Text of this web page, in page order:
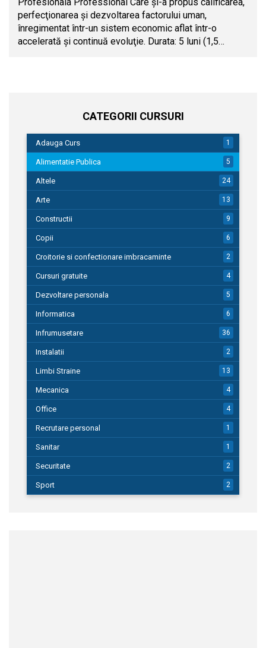
perfecţionarea şi dezvoltarea factorului uman,
înregimentat într-un sistem economic aflat într-o
accelerată şi continuă evoluţie. Durata: 5 luni (1,5…
CATEGORII CURSURI
Adauga Curs 1
Alimentatie Publica 5
Altele 24
Arte 13
Constructii 9
Copii 6
Croitorie si confectionare imbracaminte 2
Cursuri gratuite 4
Dezvoltare personala 5
Informatica 6
Infrumusetare 36
Instalatii 2
Limbi Straine 13
Mecanica 4
Office 4
Recrutare personal 1
Sanitar 1
Securitate 2
Sport 2